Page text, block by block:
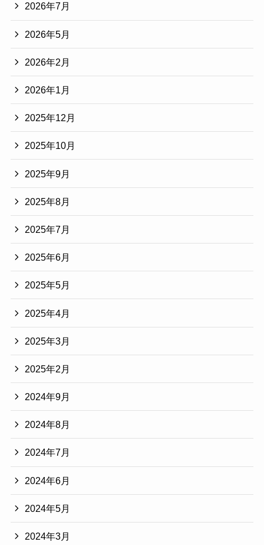
2026年7月
2026年5月
2026年2月
2026年1月
2025年12月
2025年10月
2025年9月
2025年8月
2025年7月
2025年6月
2025年5月
2025年4月
2025年3月
2025年2月
2024年9月
2024年8月
2024年7月
2024年6月
2024年5月
2024年3月